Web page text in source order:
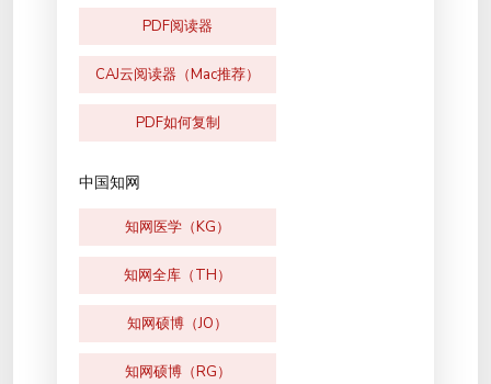
PDF阅读器
CAJ云阅读器（Mac推荐）
PDF如何复制
中国知网
知网医学（KG）
知网全库（TH）
知网硕博（JO）
知网硕博（RG）